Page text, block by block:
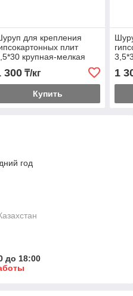
для крепления
плит
крупная-мелкая
300₸/кг
Купить
1
год
до 18:00